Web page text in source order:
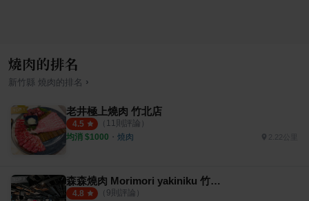
燒肉的排名
新竹縣 燒肉的排名 ›
老井極上燒肉 竹北店
4.5 （ 11 則評論）
均消 $1000 ・ 燒肉
森森燒肉 Morimori yakiniku 竹北店
4.8 （ 9則評論）